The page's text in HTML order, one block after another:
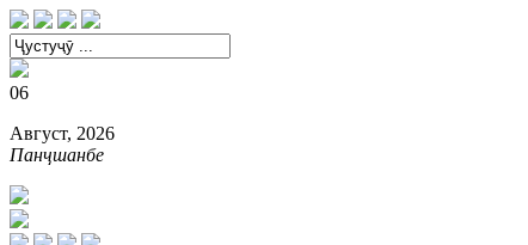
06
Август, 2026
Панҷшанбе